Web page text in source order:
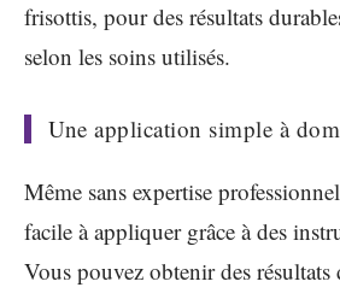
frisottis, pour des résultats
selon les soins utilisés.
Une application simple à
Même sans expertise
facile à appliquer grâce à des
Vous pouvez obtenir des résultats